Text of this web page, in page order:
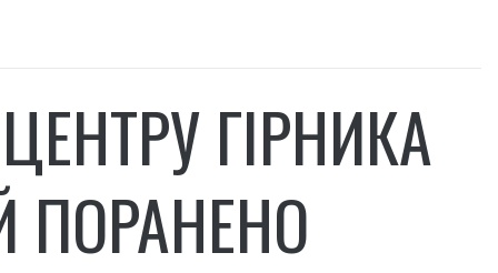
ГІРНИКА
ПОРАНЕНО